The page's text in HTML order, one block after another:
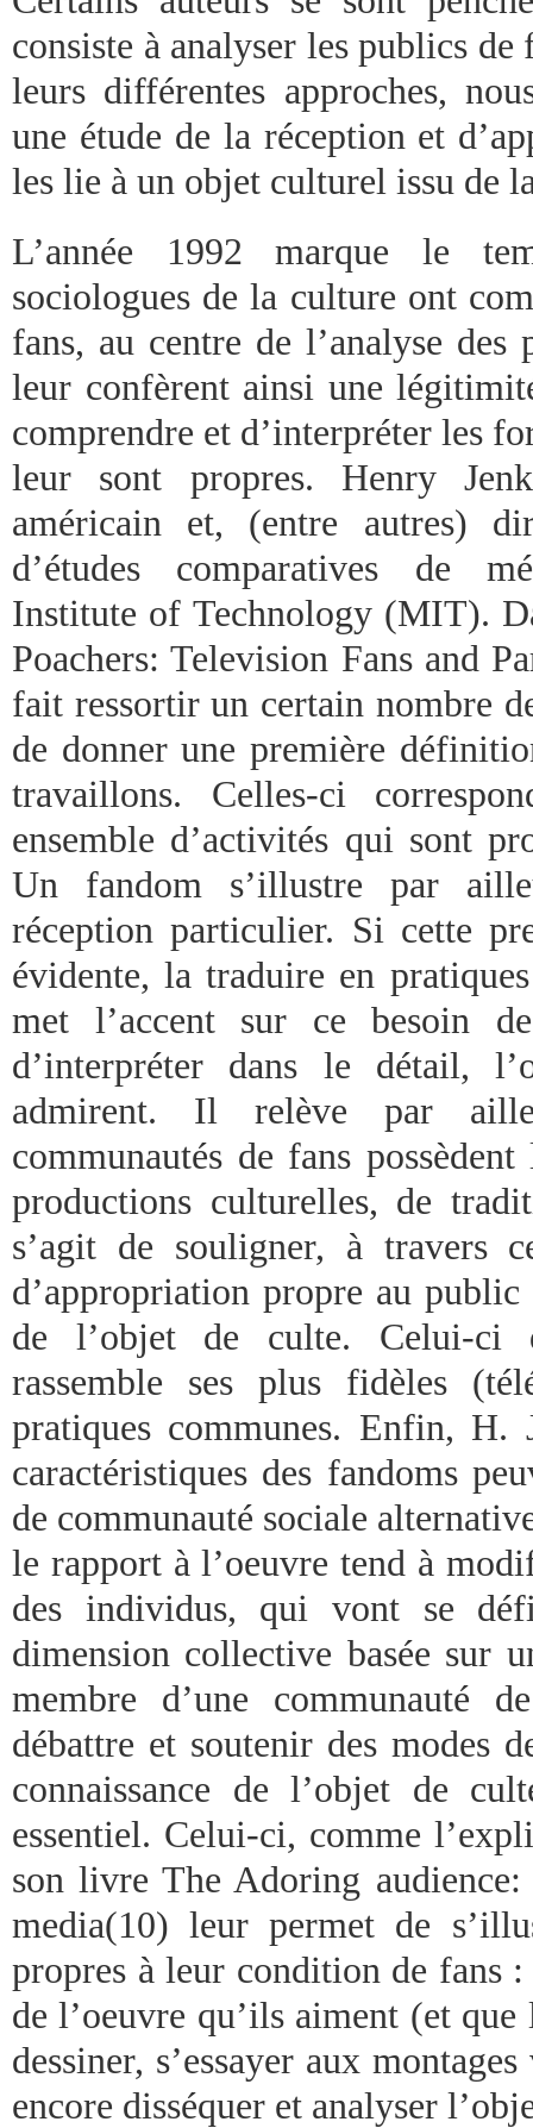
consiste à analyser les publics
leurs différentes approches,
une étude de la réception et
les lie à un objet culturel issu de
L’année 1992 marque le
sociologues de la culture ont
fans, au centre de l’analyse
leur confèrent ainsi une
comprendre et d’interpréter les
leur sont propres. Henry
américain et, (entre autres)
d’études comparatives de
Institute of Technology (MIT).
Poachers: Television Fans and
fait ressortir un certain nombre
de donner une première
travaillons. Celles-ci
ensemble d’activités qui sont
Un fandom s’illustre par
réception particulier. Si cette
évidente, la traduire en
met l’accent sur ce besoin
d’interpréter dans le détail,
admirent. Il relève par
communautés de fans
productions culturelles, de
s’agit de souligner, à travers
d’appropriation propre au
de l’objet de culte. Celui-ci
rassemble ses plus fidèles
pratiques communes. Enfin, H.
caractéristiques des fandoms
de communauté sociale
le rapport à l’oeuvre tend à
des individus, qui vont se
dimension collective basée sur
membre d’une communauté
débattre et soutenir des modes
connaissance de l’objet de
essentiel. Celui-ci, comme
son livre The Adoring
media(10) leur permet de
propres à leur condition de fans
de l’oeuvre qu’ils aiment (et
dessiner, s’essayer aux
encore disséquer et analyser